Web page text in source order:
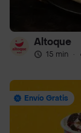
Altoque
15 min ·
Envío Gratis